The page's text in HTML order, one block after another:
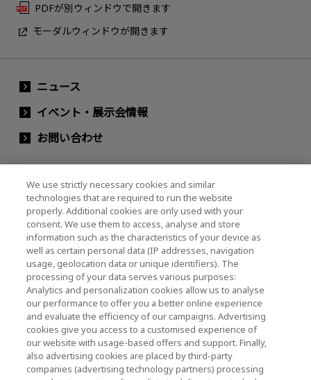
PDFが別ウィンドウで開きます
モーダルウィンドウが開きます
ニュース
イベント・展示会情報
お問い合わせ
キオクシアホールディングス株式会社（グルー
プ・IR情報）
キオクシアホールディングス株式会社 ホーム
株主・投資家情報
We use strictly necessary cookies and similar
technologies that are required to run the website
properly. Additional cookies are only used with your
consent. We use them to access, analyse and store
information such as the characteristics of your device as
well as certain personal data (IP addresses, navigation
usage, geolocation data or unique identifiers). The
processing of your data serves various purposes:
Analytics and personalization cookies allow us to analyse
our performance to offer you a better online experience
and evaluate the efficiency of our campaigns. Advertising
cookies give you access to a customised experience of
our website with usage-based offers and support. Finally,
also advertising cookies are placed by third-party
companies (advertising technology partners) processing